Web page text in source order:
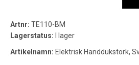
Artnr: TE110-BM
Lagerstatus: I lager
Artikelnamn: Elektrisk Handdukstork,